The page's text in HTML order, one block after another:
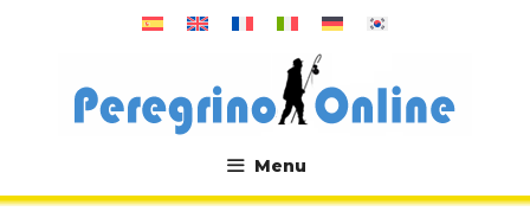
뛰
Menu
.